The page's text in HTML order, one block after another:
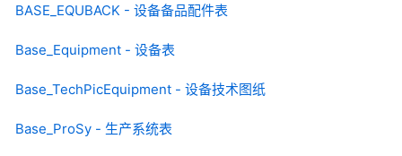
BASE_EQUBACK - 设备备品配件表
Base_Equipment - 设备表
Base_TechPicEquipment - 设备技术图纸
Base_ProSy - 生产系统表